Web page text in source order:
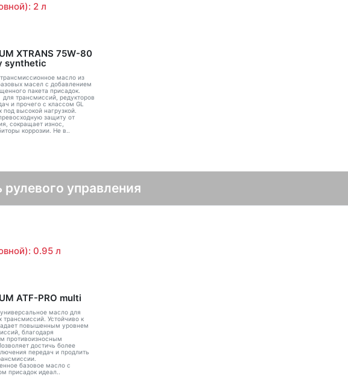
2 л
XTRANS 75W-80
synthetic
масло из
масел с добавлением
пакета присадок.
трансмиссий, редукторов
и прочего с классом GL
высокой нагрузкой.
защиту от
сокращает износ,
коррозии. Не в..
рулевого управления
0.95 л
ATF-PRO multi
масло для
трансмиссий. Устойчиво к
повышенным уровнем
благодаря
противоизносным
достичь более
передач и продлить
базовое масло с
присадок идеал..